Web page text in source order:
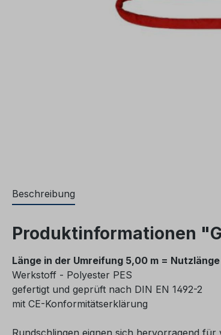
Beschreibung
Produktinformationen
Länge in der Umreifung 5,00 m =
Werkstoff - Polyester PES
gefertigt und geprüft nach DIN EN 1492-2
mit CE-Konformitätserklärung